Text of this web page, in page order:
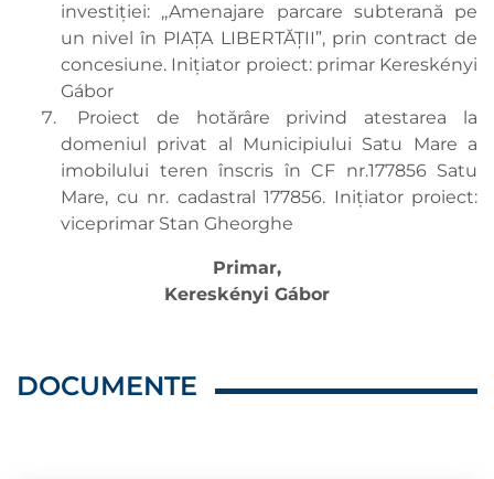
investiției: ,,Amenajare parcare subterană pe
un nivel în PIAȚA LIBERTĂȚII”, prin contract de
concesiune. Inițiator proiect: primar Kereskényi
Gábor
Proiect de hotărâre privind atestarea la
domeniul privat al Municipiului Satu Mare a
imobilului teren înscris în CF nr.177856 Satu
Mare, cu nr. cadastral 177856. Inițiator proiect:
viceprimar Stan Gheorghe
Primar,
Kereskényi Gábor
DOCUMENTE